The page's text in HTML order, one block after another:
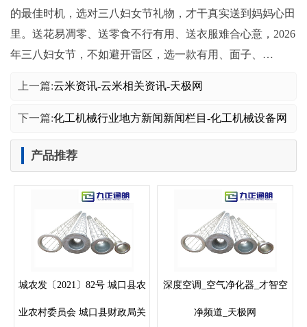
的最佳时机，选对三八妇女节礼物，才干真实送到妈妈心田
里。送花易凋零、送零食不行有用、送衣服难合心意，2026
年三八妇女节，不如避开雷区，选一款有用、面子、…
上一篇:云米资讯-云米相关资讯-天极网
下一篇:化工机械行业地方新闻新闻栏目-化工机械设备网
产品推荐
城农发〔2021〕82号 城口县农
业农村委员会 城口县财政局关
深度空调_空气净化器_才智空
净频道_天极网